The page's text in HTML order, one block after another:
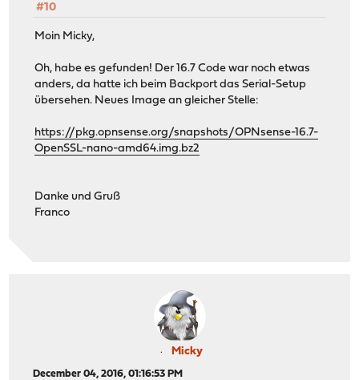
#10
Moin Micky,
Oh, habe es gefunden! Der 16.7 Code war noch etwas
anders, da hatte ich beim Backport das Serial-Setup
übersehen. Neues Image an gleicher Stelle:
https://pkg.opnsense.org/snapshots/OPNsense-16.7-
OpenSSL-nano-amd64.img.bz2
Danke und Gruß
Franco
Micky
December 04, 2016, 01:16:53 PM